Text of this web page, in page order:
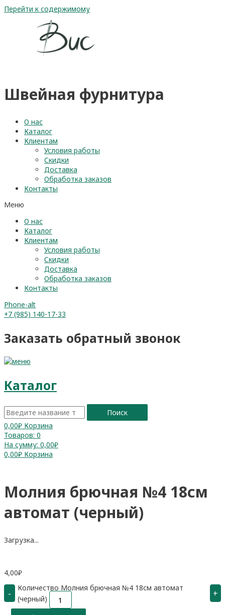
Перейти к содержимому
Швейная фурнитура
О нас
Каталог
Клиентам
Условия работы
Скидки
Доставка
Обработка заказов
Контакты
Меню
О нас
Каталог
Клиентам
Условия работы
Скидки
Доставка
Обработка заказов
Контакты
Phone-alt
+7 (985) 140-17-33
Заказать обратный звонок
Каталог
Поиск
0,00₽ Корзина
Товаров: 0
На сумму: 0,00₽
0,00₽ Корзина
Молния брючная №4 18см
автомат (черный)
Загрузка...
4,00₽
-
Количество Молния брючная №4 18см автомат
(черный)
+